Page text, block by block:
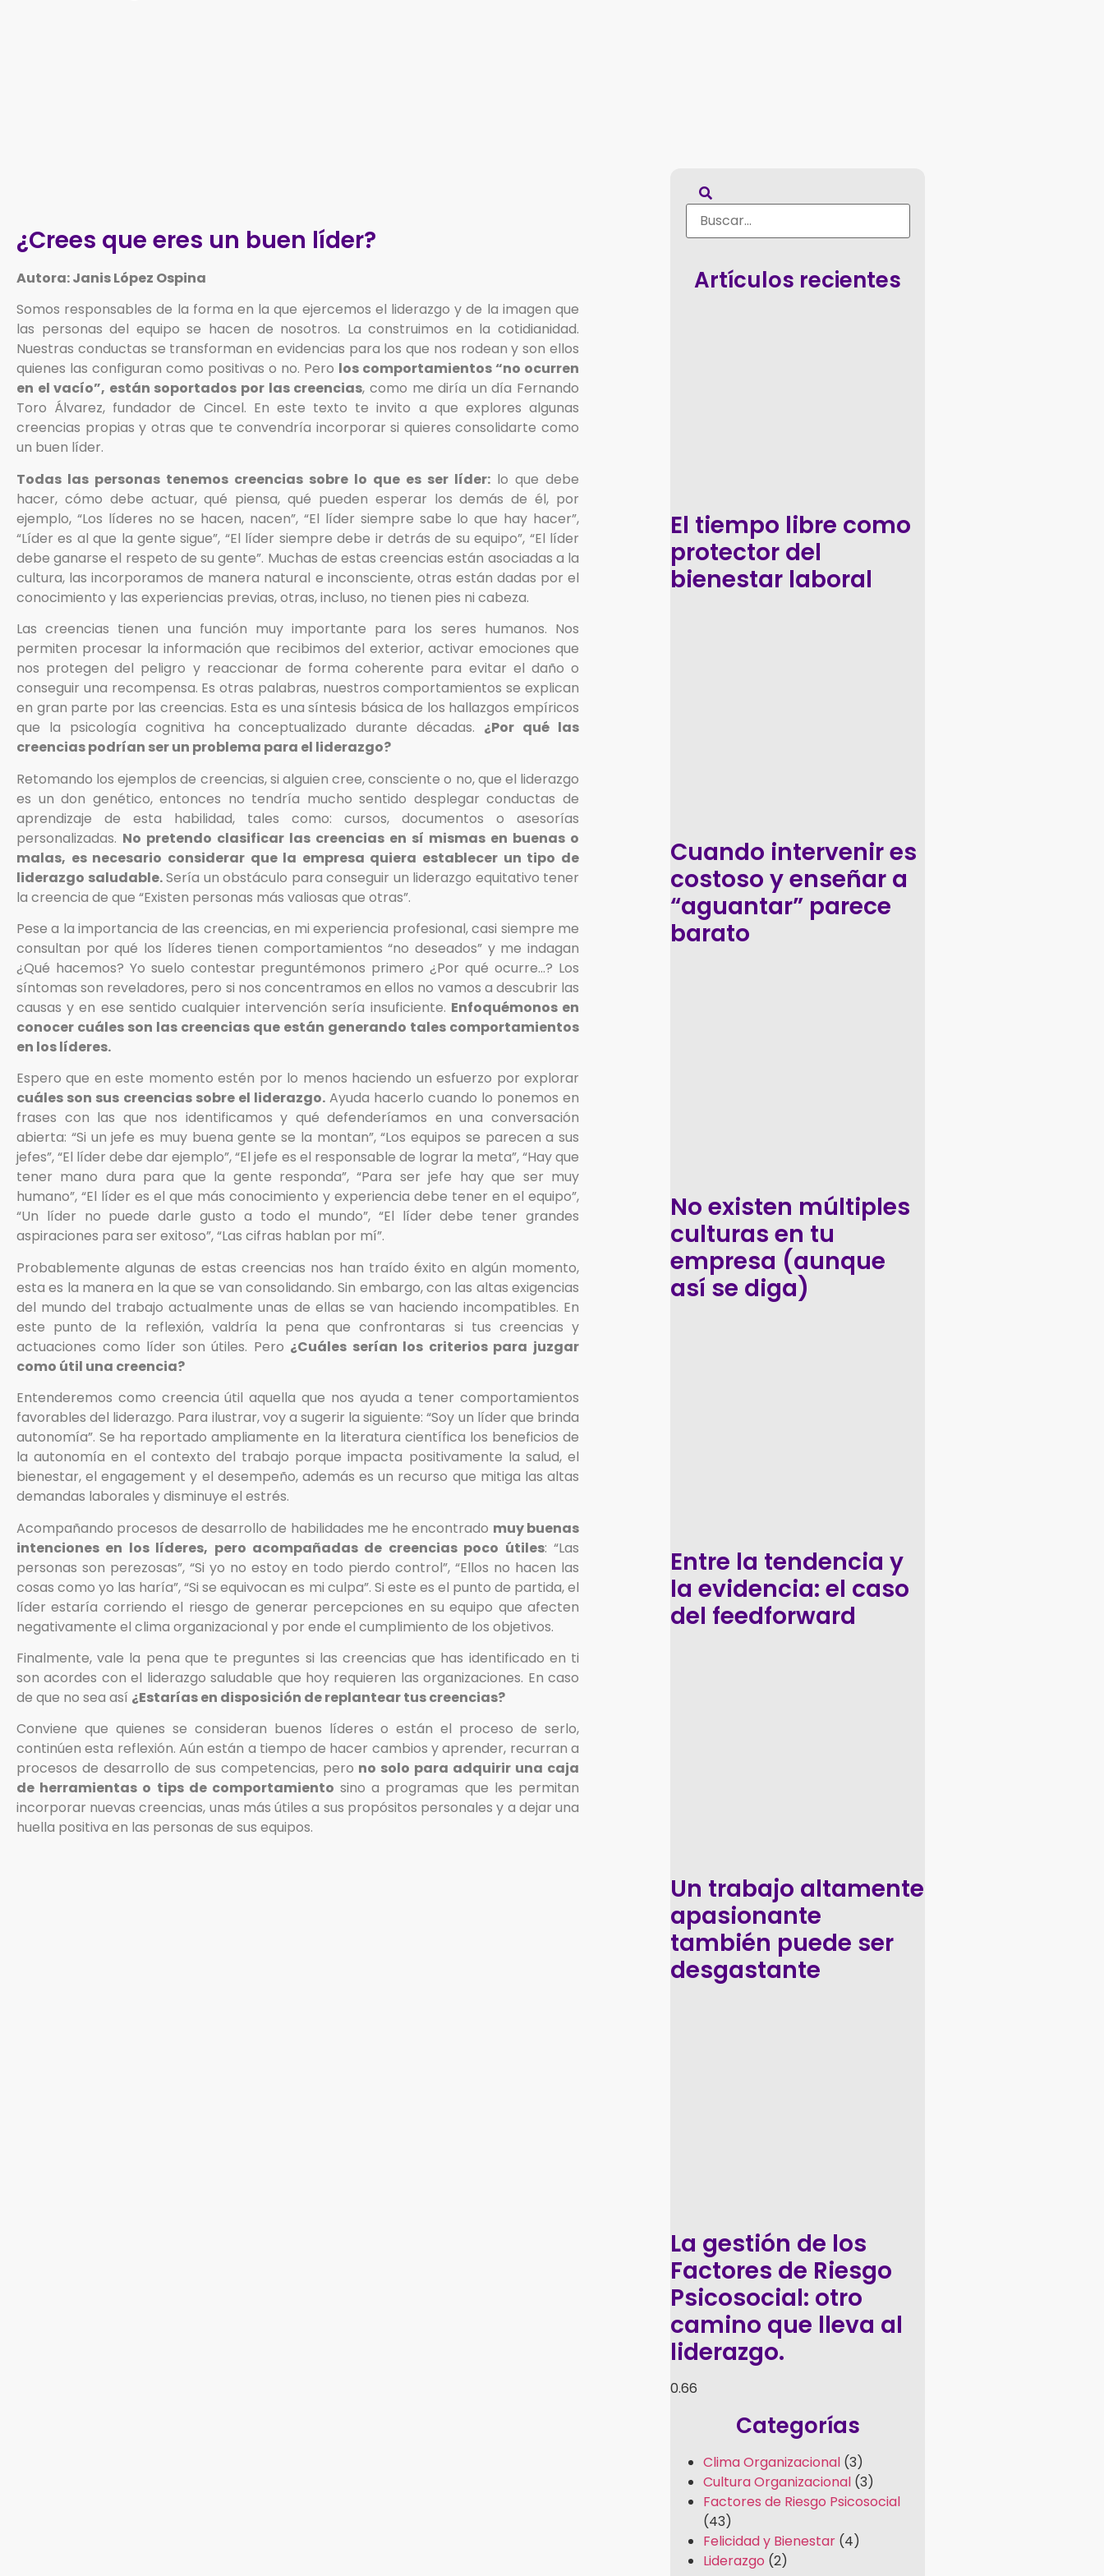
¿Crees que eres un buen líder?
Autora: Janis López Ospina
Somos responsables de la forma en la que ejercemos el liderazgo y de la imagen que
las personas del equipo se hacen de nosotros. La construimos en la cotidianidad.
Nuestras conductas se transforman en evidencias para los que nos rodean y son ellos
quienes las configuran como positivas o no. Pero los comportamientos “no ocurren
en el vacío”, están soportados por las creencias, como me diría un día Fernando
Toro Álvarez, fundador de Cincel. En este texto te invito a que explores algunas
creencias propias y otras que te convendría incorporar si quieres consolidarte como
un buen líder.
Todas las personas tenemos creencias sobre lo que es ser líder: lo que debe
hacer, cómo debe actuar, qué piensa, qué pueden esperar los demás de él, por
ejemplo, “Los líderes no se hacen, nacen”, “El líder siempre sabe lo que hay hacer”,
“Líder es al que la gente sigue”, “El líder siempre debe ir detrás de su equipo”, “El líder
debe ganarse el respeto de su gente”. Muchas de estas creencias están asociadas a la
cultura, las incorporamos de manera natural e inconsciente, otras están dadas por el
conocimiento y las experiencias previas, otras, incluso, no tienen pies ni cabeza.
Las creencias tienen una función muy importante para los seres humanos. Nos
permiten procesar la información que recibimos del exterior, activar emociones que
nos protegen del peligro y reaccionar de forma coherente para evitar el daño o
conseguir una recompensa. Es otras palabras, nuestros comportamientos se explican
en gran parte por las creencias. Esta es una síntesis básica de los hallazgos empíricos
que la psicología cognitiva ha conceptualizado durante décadas. ¿Por qué las
creencias podrían ser un problema para el liderazgo?
Retomando los ejemplos de creencias, si alguien cree, consciente o no, que el liderazgo
es un don genético, entonces no tendría mucho sentido desplegar conductas de
aprendizaje de esta habilidad, tales como: cursos, documentos o asesorías
personalizadas. No pretendo clasificar las creencias en sí mismas en buenas o
malas, es necesario considerar que la empresa quiera establecer un tipo de
liderazgo saludable.Sería un obstáculo para conseguir un liderazgo equitativo tener
la creencia de que “Existen personas más valiosas que otras”.
Pese a la importancia de las creencias, en mi experiencia profesional, casi siempre me
consultan por qué los líderes tienen comportamientos “no deseados” y me indagan
¿Qué hacemos? Yo suelo contestar preguntémonos primero ¿Por qué ocurre…? Los
síntomas son reveladores, pero si nos concentramos en ellos no vamos a descubrir las
causas y en ese sentido cualquier intervención sería insuficiente. Enfoquémonos en
conocer cuáles son las creencias que están generando tales comportamientos
en los líderes.
Espero que en este momento estén por lo menos haciendo un esfuerzo por explorar
cuáles son sus creencias sobre el liderazgo. Ayuda hacerlo cuando lo ponemos en
frases con las que nos identificamos y qué defenderíamos en una conversación
abierta: “Si un jefe es muy buena gente se la montan”, “Los equipos se parecen a sus
jefes”, “El líder debe dar ejemplo”, “El jefe es el responsable de lograr la meta”, “Hay que
tener mano dura para que la gente responda”, “Para ser jefe hay que ser muy
humano”, “El líder es el que más conocimiento y experiencia debe tener en el equipo”,
“Un líder no puede darle gusto a todo el mundo”, “El líder debe tener grandes
aspiraciones para ser exitoso”, “Las cifras hablan por mí”.
Probablemente algunas de estas creencias nos han traído éxito en algún momento,
esta es la manera en la que se van consolidando. Sin embargo, con las altas exigencias
del mundo del trabajo actualmente unas de ellas se van haciendo incompatibles. En
este punto de la reflexión, valdría la pena que confrontaras si tus creencias y
actuaciones como líder son útiles. Pero ¿Cuáles serían los criterios para juzgar
como útil una creencia?
Entenderemos como creencia útil aquella que nos ayuda a tener comportamientos
favorables del liderazgo. Para ilustrar, voy a sugerir la siguiente: “Soy un líder que brinda
autonomía”. Se ha reportado ampliamente en la literatura científica los beneficios de
la autonomía en el contexto del trabajo porque impacta positivamente la salud, el
bienestar, el engagement y el desempeño, además es un recurso que mitiga las altas
demandas laborales y disminuye el estrés.
Acompañando procesos de desarrollo de habilidades me he encontrado muy buenas
intenciones en los líderes, pero acompañadas de creencias poco útiles: “Las
personas son perezosas”, “Si yo no estoy en todo pierdo control”, “Ellos no hacen las
cosas como yo las haría”, “Si se equivocan es mi culpa”. Si este es el punto de partida, el
líder estaría corriendo el riesgo de generar percepciones en su equipo que afecten
negativamente el clima organizacional y por ende el cumplimiento de los objetivos.
Finalmente, vale la pena que te preguntes si las creencias que has identificado en ti
son acordes con el liderazgo saludable que hoy requieren las organizaciones. En caso
de que no sea así ¿Estarías en disposición de replantear tus creencias?
Conviene que quienes se consideran buenos líderes o están el proceso de serlo,
continúen esta reflexión. Aún están a tiempo de hacer cambios y aprender, recurran a
procesos de desarrollo de sus competencias, pero no solo para adquirir una caja
de herramientas o tips de comportamiento sino a programas que les permitan
incorporar nuevas creencias, unas más útiles a sus propósitos personales y a dejar una
huella positiva en las personas de sus equipos.
Artículos recientes
El tiempo libre como
protector del
bienestar laboral
Cuando intervenir es
costoso y enseñar a
“aguantar” parece
barato
No existen múltiples
culturas en tu
empresa (aunque
así se diga)
Entre la tendencia y
la evidencia: el caso
del feedforward
Un trabajo altamente
apasionante
también puede ser
desgastante
La gestión de los
Factores de Riesgo
Psicosocial: otro
camino que lleva al
liderazgo.
Categorías
Clima Organizacional (3)
Cultura Organizacional (3)
Factores de Riesgo Psicosocial
(43)
Felicidad y Bienestar (4)
Liderazgo (2)